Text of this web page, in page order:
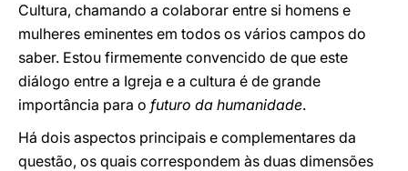
Cultura, chamando a colaborar entre si homens e
mulheres eminentes em todos os vários campos do
saber. Estou firmemente convencido de que este
diálogo entre a Igreja e a cultura é de grande
importância para o futuro da humanidade.
Há dois aspectos principais e complementares da
questão, os quais correspondem às duas dimensões